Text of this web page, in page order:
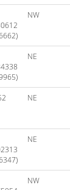
NW
NE
NE
NE
NW